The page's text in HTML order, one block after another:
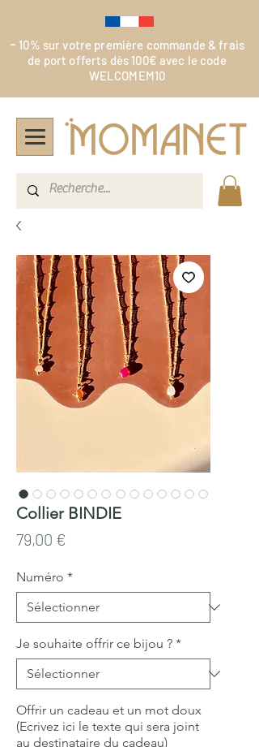
- 10% sur votre première commande & frais
de port offerts dès 100€ avec le code
WELCOMEM10
Collier BINDIE
79,00 €
Numéro *
Je souhaite offrir ce bijou ? *
Offrir un cadeau et un mot doux
(Ecrivez ici le texte qui sera joint
au destinataire du cadeau)